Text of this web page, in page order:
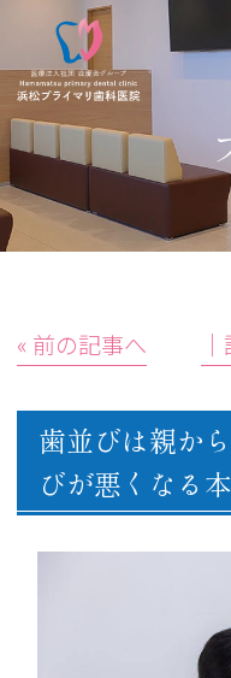
« 前の記事へ │
歯並びは親か
びが悪くなる